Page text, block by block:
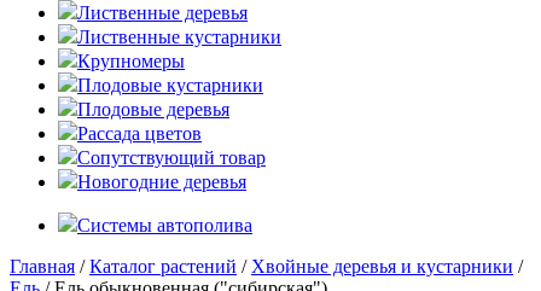
Лиственные деревья
Лиственные кустарники
Крупномеры
Плодовые кустарники
Плодовые деревья
Рассада цветов
Сопутствующий товар
Новогодние деревья
Системы автополива
Главная /Каталог растений / Хвойные деревья и кустарники /